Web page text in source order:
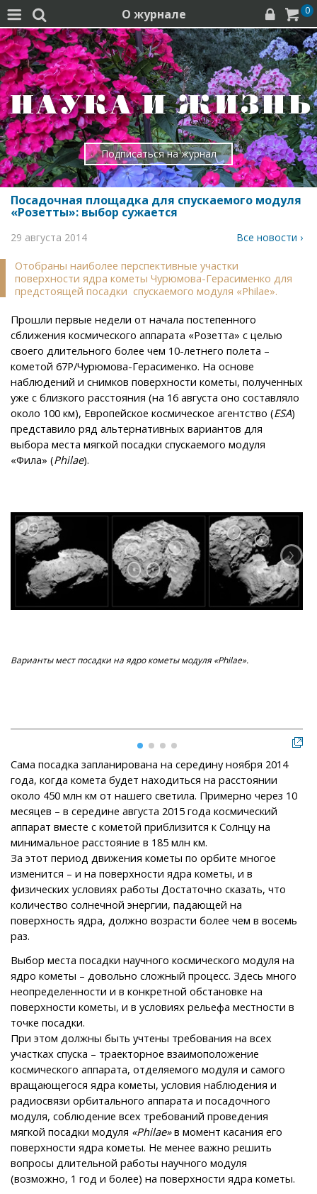
  О журнале   0
Подписаться на журнал
Посадочная площадка для спускаемого модуля
«Розетты»: выбор сужается
29 августа 2014 Все новости ›
Отобраны наиболее перспективные участки
поверхности ядра кометы Чурюмова-Герасименко для
предстоящей посадки спускаемого модуля «Philae».
Прошли первые недели от начала постепенного
сближения космического аппарата «Розетта» с целью
своего длительного более чем 10-летнего полета –
кометой 67P/Чурюмова-Герасименко. На основе
наблюдений и снимков поверхности кометы, полученных
уже с близкого расстояния (на 16 августа оно составляло
около 100 км), Европейское космическое агентство (ESA)
представило ряд альтернативных вариантов для
выбора места мягкой посадки спускаемого модуля
«Фила» (Philae).
Варианты мест посадки на ядро кометы модуля «Philae».
Сама посадка запланирована на середину ноября 2014
года, когда комета будет находиться на расстоянии
около 450 млн км от нашего светила. Примерно через 10
месяцев – в середине августа 2015 года космический
аппарат вместе с кометой приблизится к Солнцу на
минимальное расстояние в 185 млн км.
За этот период движения кометы по орбите многое
изменится – и на поверхности ядра кометы, и в
физических условиях работы Достаточно сказать, что
количество солнечной энергии, падающей на
поверхность ядра, должно возрасти более чем в восемь
раз.
Выбор места посадки научного космического модуля на
ядро кометы – довольно сложный процесс. Здесь много
неопределенности и в конкретной обстановке на
поверхности кометы, и в условиях рельефа местности в
точке посадки.
При этом должны быть учтены требования на всех
участках спуска – траекторное взаимоположение
космического аппарата, отделяемого модуля и самого
вращающегося ядра кометы, условия наблюдения и
радиосвязи орбитального аппарата и посадочного
модуля, соблюдение всех требований проведения
мягкой посадки модуля «Philae»в момент касания его
поверхности ядра кометы. Не менее важно решить
вопросы длительной работы научного модуля
(возможно, 1 год и более) на поверхности ядра кометы.